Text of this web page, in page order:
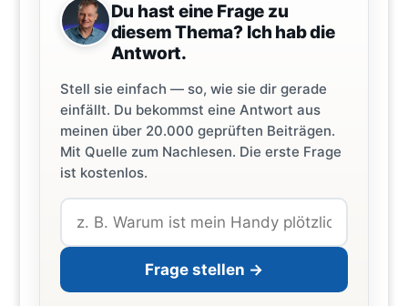
Du hast eine Frage zu
diesem Thema? Ich hab die
Antwort.
Stell sie einfach — so, wie sie dir gerade
einfällt. Du bekommst eine Antwort aus
meinen über 20.000 geprüften Beiträgen.
Mit Quelle zum Nachlesen. Die erste Frage
ist kostenlos.
Frage stellen →